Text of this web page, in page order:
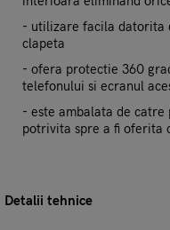
- utilizare facila datorita
clapeta
- ofera protectie 360
telefonului si ecranul
- este ambalata de
potrivita spre a fi oferita
Detalii tehnice